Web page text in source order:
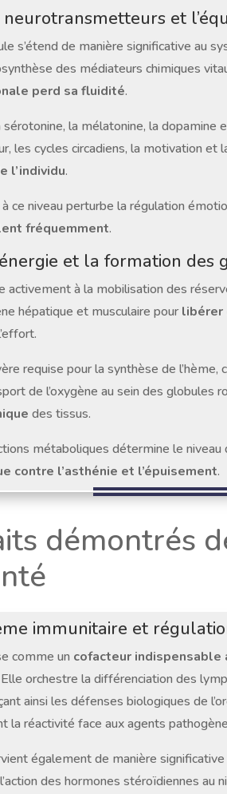
neurotransmetteurs et
s’étend de manière significative au
des médiateurs chimiques
perd sa fluidité.
la mélatonine, la
les cycles circadiens, la motivation et
l’individu.
ce niveau perturbe la régulation
fréquemment.
et la formation des
activement à la mobilisation des
hépatique et musculaire pourlibérer
requise pour la synthèse de
de l’oxygène au sein des globules
des tissus.
métaboliques détermine le niveau
contre l’asthénie et l’épuisement.
démontrés
immunitaire et
comme un cofacteur indispensable
orchestre la différenciation des
ainsi les défenses biologiques de
la réactivité face aux agents
également de manière significative
des hormones stéroïdiennes